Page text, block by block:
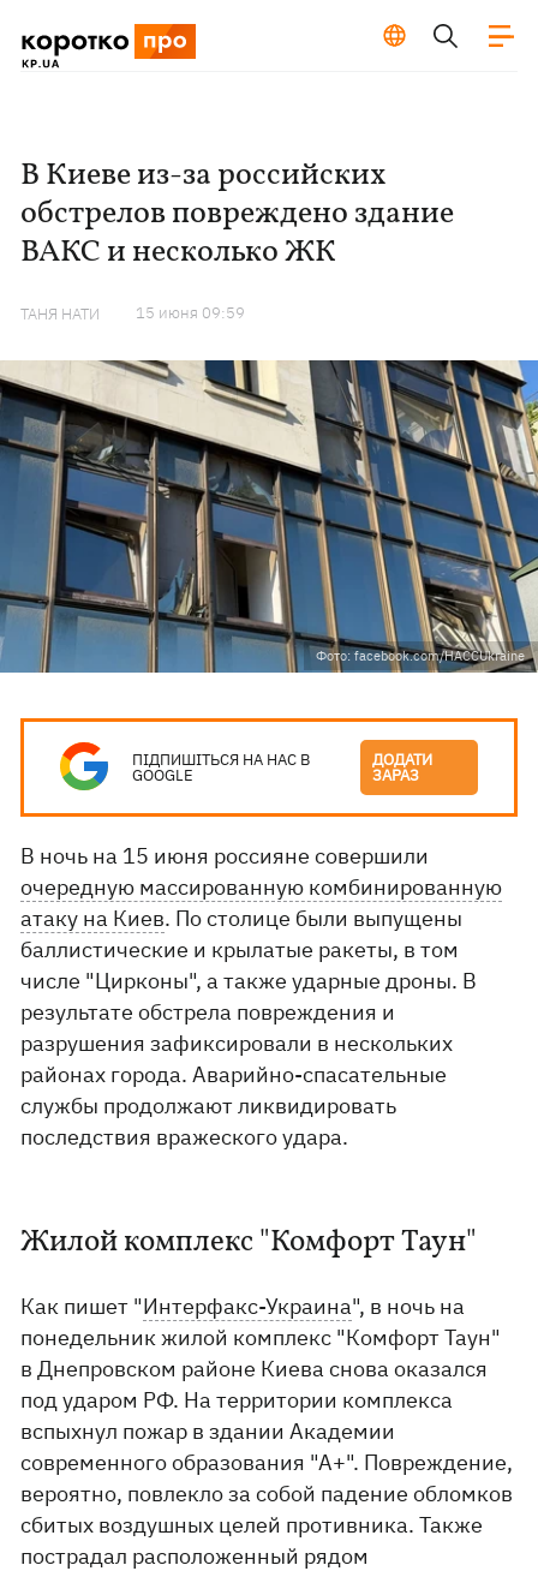
В Киеве из-за российских
обстрелов повреждено здание
ВАКС и несколько ЖК
ТАНЯ НАТИ 15 июня 09:59
Фото: facebook.com/HACCUkraine
ПІДПИШІТЬСЯ НА НАС В
GOOGLE
ДОДАТИ
ЗАРАЗ
В ночь на 15 июня россияне совершили
очередную массированную комбинированную
атаку на Киев. По столице были выпущены
баллистические и крылатые ракеты, в том
числе "Цирконы", а также ударные дроны. В
результате обстрела повреждения и
разрушения зафиксировали в нескольких
районах города. Аварийно-спасательные
службы продолжают ликвидировать
последствия вражеского удара.
Жилой комплекс "Комфорт Таун"
Как пишет "Интерфакс-Украина", в ночь на
понедельник жилой комплекс "Комфорт Таун"
в Днепровском районе Киева снова оказался
под ударом РФ. На территории комплекса
вспыхнул пожар в здании Академии
современного образования "А+". Повреждение,
вероятно, повлекло за собой падение обломков
сбитых воздушных целей противника. Также
пострадал расположенный рядом